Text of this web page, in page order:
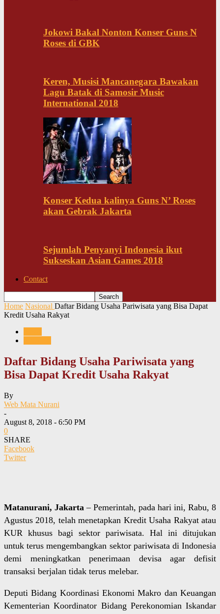
Jokowi Bakal Nonton Konser Guns N
Roses di GBK
Keren, Musisi Mancanegara Bawakan
Lagu Batak di Samosir Music
International 2018
Konser Kedua kalinya Guns N’ Roses
akan Gebrak Jakarta
Sejumlah Penyanyi Indonesia ikut
Sukseskan Asian Games 2018
Contact
Home Nasional Daftar Bidang Usaha Pariwisata yang Bisa Dapat
Kredit Usaha Rakyat
Daftar Bidang Usaha Pariwisata yang
Bisa Dapat Kredit Usaha Rakyat
By
Web Mata Nurani
-
August 8, 2018 - 6:50 PM
0
SHARE
Facebook
Twitter
Matanurani, Jakarta – Pemerintah, pada hari ini, Rabu, 8
Agustus 2018, telah menetapkan Kredit Usaha Rakyat atau
KUR khusus bagi sektor pariwisata. Hal ini ditujukan
untuk terus mengembangkan sektor pariwisata di Indonesia
demi meningkatkan penerimaan devisa agar defisit
transaksi berjalan tidak terus melebar.
Deputi Bidang Koordinasi Ekonomi Makro dan Keuangan
Kementerian Koordinator Bidang Perekonomian Iskandar